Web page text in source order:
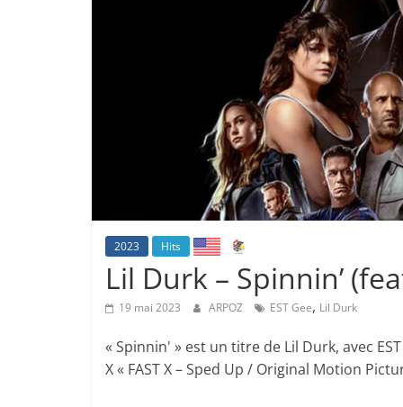
2023 Hits
Lil Durk – Spinnin’
19 mai 2023 ARPOZ EST Gee, Lil Durk
« Spinnin' » est un titre de Lil Durk, avec
X « FAST X – Sped Up / Original Motion